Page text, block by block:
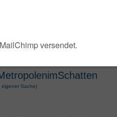
und Urban-Fantasy-
verwandelt. Die
Die Werke, die
Themen bekannt. Die
Barnes & Noble
eigener Sache)